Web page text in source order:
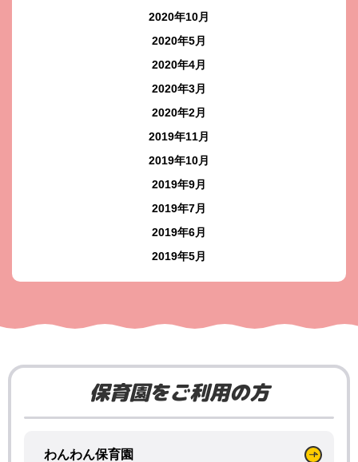
2020年10月
2020年5月
2020年4月
2020年3月
2020年2月
2019年11月
2019年10月
2019年9月
2019年7月
2019年6月
2019年5月
保育園をご利用の方
わんわん保育園